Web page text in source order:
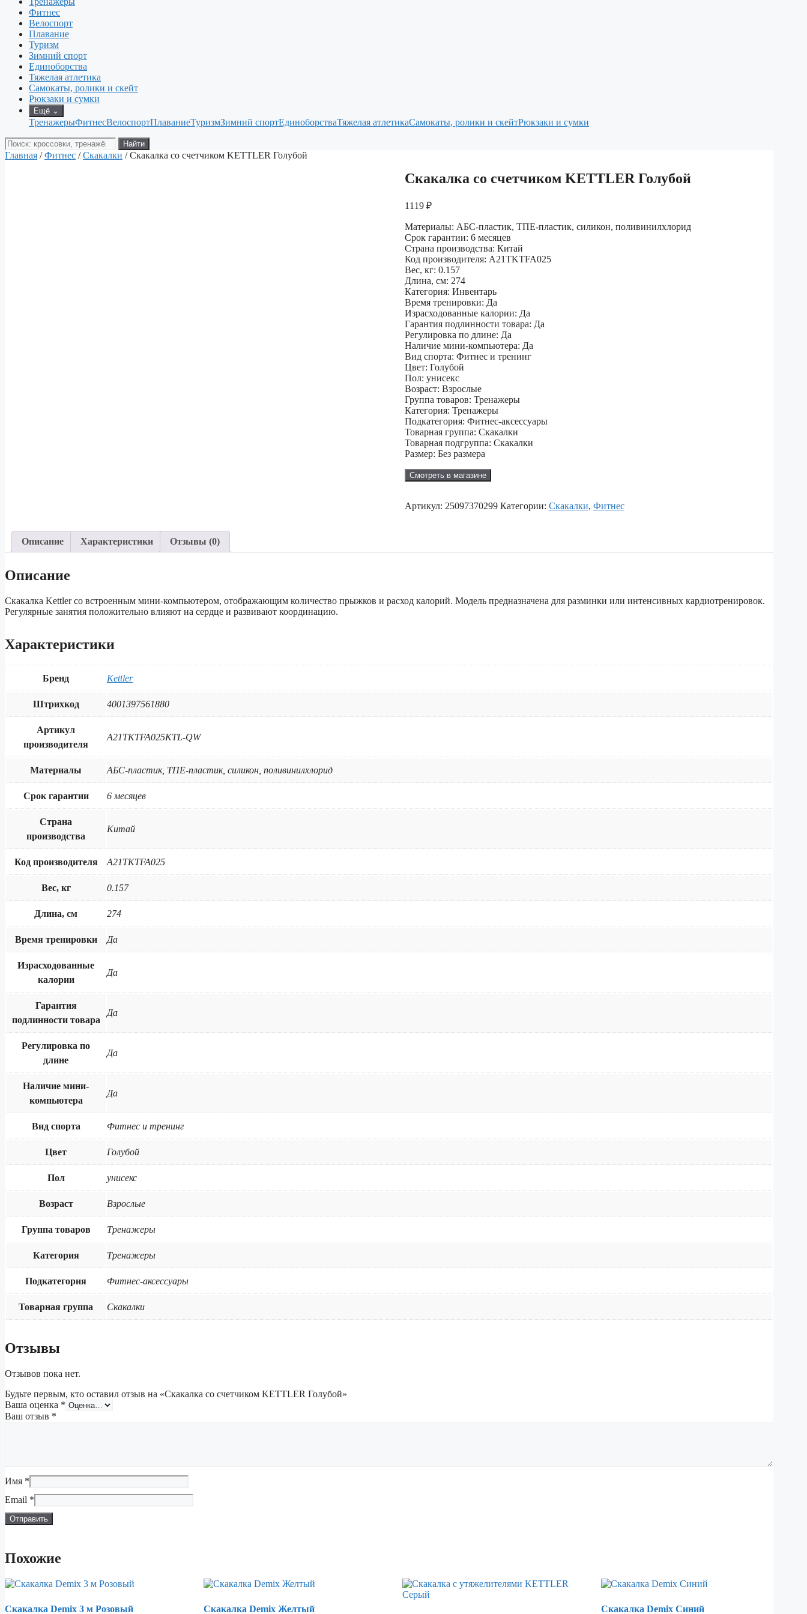
Фитнес
Велоспорт
Плавание
Туризм
Зимний спорт
Единоборства
Тяжелая атлетика
Самокаты, ролики и скейт
Рюкзаки и сумки
Ещё ⌄
ТренажерыФитнесВелоспортПлаваниеТуризмЗимний спортЕдиноборстваТяжелая атлетикаСамокаты, ролики и скейтРюкзаки и сумки
Поиск
товаров
Найти
Главная /Фитнес /Скакалки / Скакалка со счетчиком KETTLER Голубой
Скакалка со счетчиком KETTLER Голубой
1119 ₽
Материалы: АБС-пластик, ТПЕ-пластик, силикон, поливинилхлорид
Срок гарантии: 6 месяцев
Страна производства: Китай
Код производителя: A21TKTFA025
Вес, кг: 0.157
Длина, см: 274
Категория: Инвентарь
Время тренировки: Да
Израсходованные калории: Да
Гарантия подлинности товара: Да
Регулировка по длине: Да
Наличие мини-компьютера: Да
Вид спорта: Фитнес и тренинг
Цвет: Голубой
Пол: унисекс
Возраст: Взрослые
Группа товаров: Тренажеры
Категория: Тренажеры
Подкатегория: Фитнес-аксессуары
Товарная группа: Скакалки
Товарная подгруппа: Скакалки
Размер: Без размера
Смотреть в магазине
Артикул: 25097370299 Категории: Скакалки, Фитнес
Описание Характеристики Отзывы (0)
Описание
Скакалка Kettler со встроенным мини-компьютером, отображающим количество прыжков и расход калорий. Модель предназначена для разминки или интенсивных кардиотренировок.
Регулярные занятия положительно влияют на сердце и развивают координацию.
Характеристики
Бренд Kettler
Штрихкод 4001397561880
Артикул
производителя
A21TKTFA025KTL-QW
Материалы АБС-пластик, ТПЕ-пластик, силикон, поливинилхлорид
Срок гарантии 6 месяцев
Страна
производства
Китай
Код производителя A21TKTFA025
Вес, кг 0.157
Длина, см 274
Время тренировки Да
Израсходованные
калории
Да
Гарантия
подлинности товара
Да
Регулировка по
длине
Да
Наличие мини-
компьютера
Да
Вид спорта Фитнес и тренинг
Цвет Голубой
Пол унисекс
Возраст Взрослые
Группа товаров Тренажеры
Категория Тренажеры
Подкатегория Фитнес-аксессуары
Товарная группа Скакалки
Отзывы
Отзывов пока нет.
Будьте первым, кто оставил отзыв на «Скакалка со счетчиком KETTLER Голубой»
Ваша оценка *
Ваш отзыв *
Имя *
Email *
Похожие
Скакалка Demix 3 м Розовый Скакалка Demix Желтый Скакалка Demix Синий